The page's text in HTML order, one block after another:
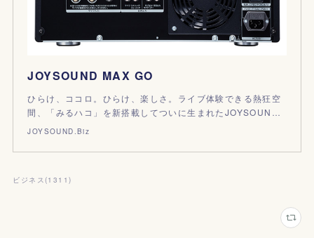
JOYSOUND MAX GO
ひらけ、ココロ。ひらけ、楽しさ。ライブ体験できる熱狂空
間、「みるハコ」を新搭載してついに生まれたJOYSOUN…
JOYSOUND.Biz
ビジネス (1311 )